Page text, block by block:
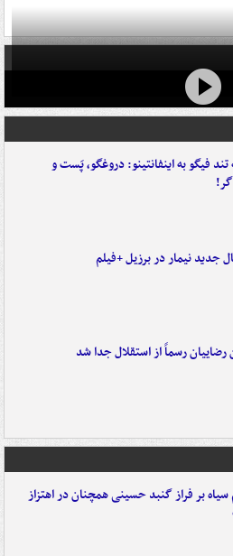
فیگو به اینفانتینو: دروغگو، پَست‌ و
جدید نیمار در برزیل +فیلم
رضاییان رسماً از استقلال جدا شد
بر فراز گنبد حسینی همچنان در اهتزاز